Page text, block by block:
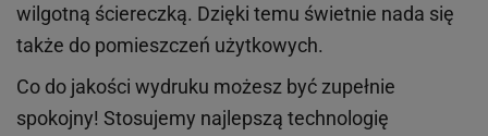
wilgotną ściereczką. Dzięki temu świetnie nada się
także do pomieszczeń użytkowych.
Co do jakości wydruku możesz być zupełnie
spokojny! Stosujemy najlepszą technologię